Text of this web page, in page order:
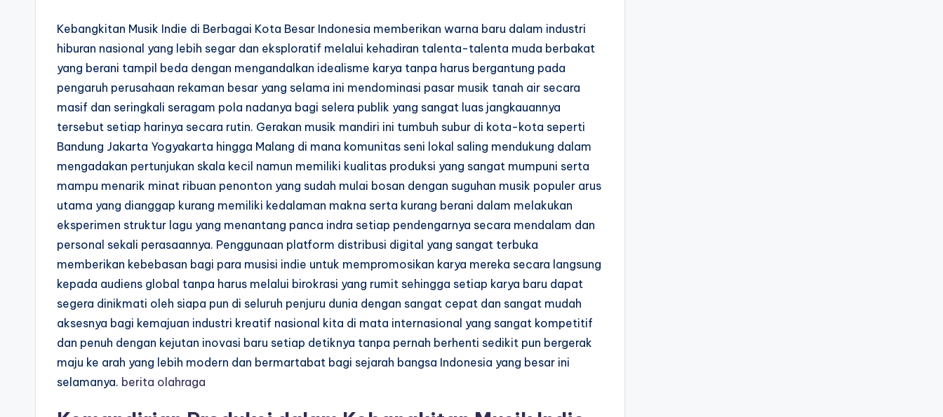
Kebangkitan Musik Indie di Berbagai Kota Besar Indonesia memberikan warna baru dalam industri
hiburan nasional yang lebih segar dan eksploratif melalui kehadiran talenta-talenta muda berbakat
yang berani tampil beda dengan mengandalkan idealisme karya tanpa harus bergantung pada
pengaruh perusahaan rekaman besar yang selama ini mendominasi pasar musik tanah air secara
masif dan seringkali seragam pola nadanya bagi selera publik yang sangat luas jangkauannya
tersebut setiap harinya secara rutin. Gerakan musik mandiri ini tumbuh subur di kota-kota seperti
Bandung Jakarta Yogyakarta hingga Malang di mana komunitas seni lokal saling mendukung dalam
mengadakan pertunjukan skala kecil namun memiliki kualitas produksi yang sangat mumpuni serta
mampu menarik minat ribuan penonton yang sudah mulai bosan dengan suguhan musik populer arus
utama yang dianggap kurang memiliki kedalaman makna serta kurang berani dalam melakukan
eksperimen struktur lagu yang menantang panca indra setiap pendengarnya secara mendalam dan
personal sekali perasaannya. Penggunaan platform distribusi digital yang sangat terbuka
memberikan kebebasan bagi para musisi indie untuk mempromosikan karya mereka secara langsung
kepada audiens global tanpa harus melalui birokrasi yang rumit sehingga setiap karya baru dapat
segera dinikmati oleh siapa pun di seluruh penjuru dunia dengan sangat cepat dan sangat mudah
aksesnya bagi kemajuan industri kreatif nasional kita di mata internasional yang sangat kompetitif
dan penuh dengan kejutan inovasi baru setiap detiknya tanpa pernah berhenti sedikit pun bergerak
maju ke arah yang lebih modern dan bermartabat bagi sejarah bangsa Indonesia yang besar ini
selamanya. berita olahraga